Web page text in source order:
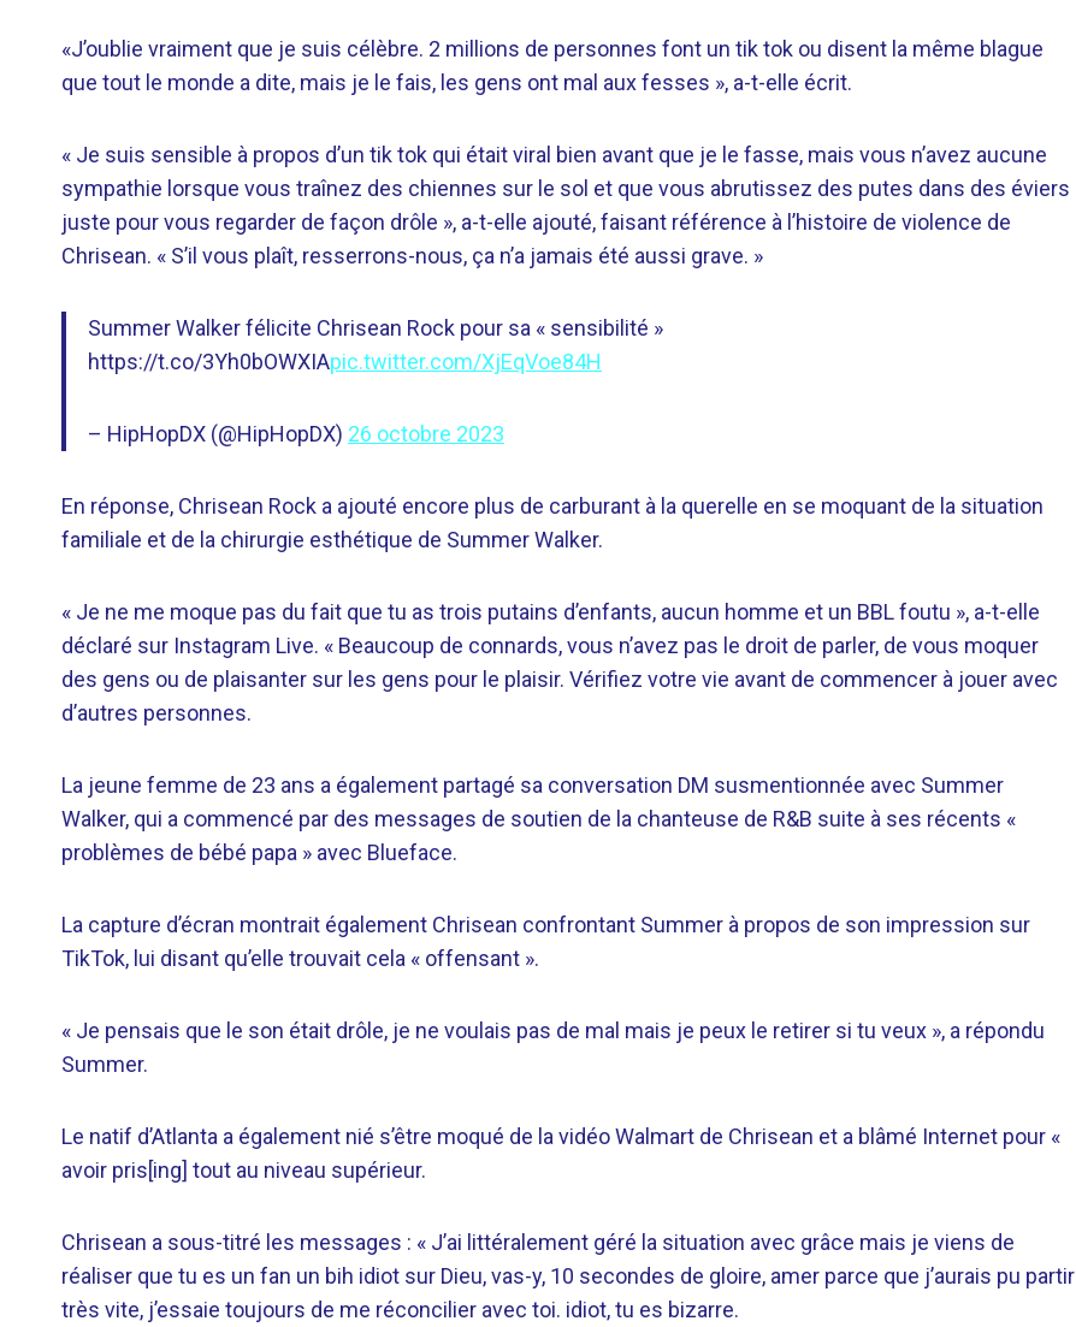
«J’oublie vraiment que je suis célèbre. 2 millions de personnes font un tik tok ou disent la même blague
que tout le monde a dite, mais je le fais, les gens ont mal aux fesses », a-t-elle écrit.
« Je suis sensible à propos d’un tik tok qui était viral bien avant que je le fasse, mais vous n’avez aucune
sympathie lorsque vous traînez des chiennes sur le sol et que vous abrutissez des putes dans des éviers
juste pour vous regarder de façon drôle », a-t-elle ajouté, faisant référence à l’histoire de violence de
Chrisean. « S’il vous plaît, resserrons-nous, ça n’a jamais été aussi grave. »
Summer Walker félicite Chrisean Rock pour sa « sensibilité »
https://t.co/3Yh0bOWXIApic.twitter.com/XjEqVoe84H
– HipHopDX (@HipHopDX) 26 octobre 2023
En réponse, Chrisean Rock a ajouté encore plus de carburant à la querelle en se moquant de la situation
familiale et de la chirurgie esthétique de Summer Walker.
« Je ne me moque pas du fait que tu as trois putains d’enfants, aucun homme et un BBL foutu », a-t-elle
déclaré sur Instagram Live. « Beaucoup de connards, vous n’avez pas le droit de parler, de vous moquer
des gens ou de plaisanter sur les gens pour le plaisir. Vérifiez votre vie avant de commencer à jouer avec
d’autres personnes.
La jeune femme de 23 ans a également partagé sa conversation DM susmentionnée avec Summer
Walker, qui a commencé par des messages de soutien de la chanteuse de R&B suite à ses récents «
problèmes de bébé papa » avec Blueface.
La capture d’écran montrait également Chrisean confrontant Summer à propos de son impression sur
TikTok, lui disant qu’elle trouvait cela « offensant ».
« Je pensais que le son était drôle, je ne voulais pas de mal mais je peux le retirer si tu veux », a répondu
Summer.
Le natif d’Atlanta a également nié s’être moqué de la vidéo Walmart de Chrisean et a blâmé Internet pour «
avoir pris[ing] tout au niveau supérieur.
Chrisean a sous-titré les messages : « J’ai littéralement géré la situation avec grâce mais je viens de
réaliser que tu es un fan un bih idiot sur Dieu, vas-y, 10 secondes de gloire, amer parce que j’aurais pu partir
très vite, j’essaie toujours de me réconcilier avec toi. idiot, tu es bizarre.